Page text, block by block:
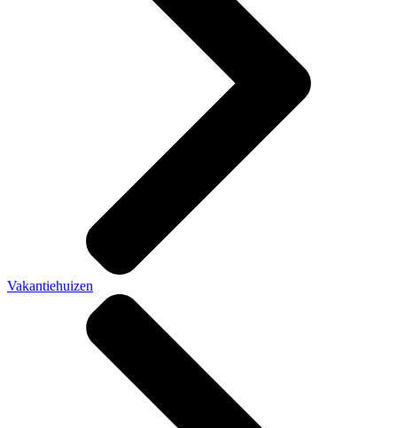
Vakantiehuizen